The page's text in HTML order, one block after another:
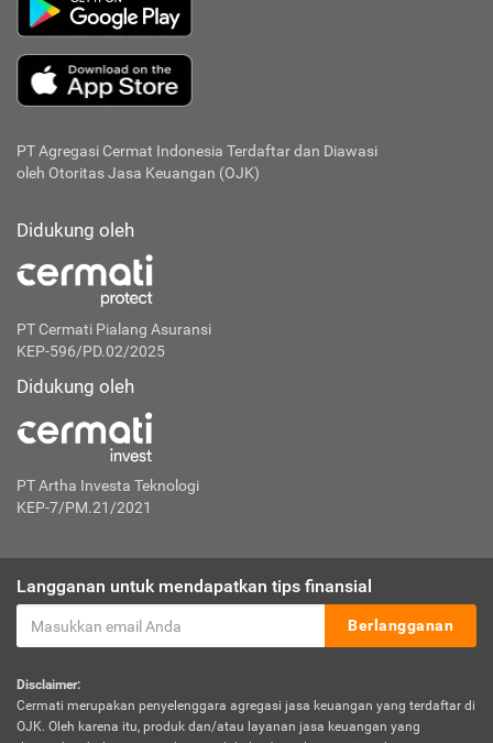
PT Agregasi Cermat Indonesia Terdaftar dan Diawasi
oleh Otoritas Jasa Keuangan (OJK)
Didukung oleh
PT Cermati Pialang Asuransi
KEP-596/PD.02/2025
Didukung oleh
PT Artha Investa Teknologi
KEP-7/PM.21/2021
Langganan untuk mendapatkan tips finansial
Berlangganan
Disclaimer:
Cermati merupakan penyelenggara agregasi jasa keuangan yang terdaftar di
OJK. Oleh karena itu, produk dan/atau layanan jasa keuangan yang